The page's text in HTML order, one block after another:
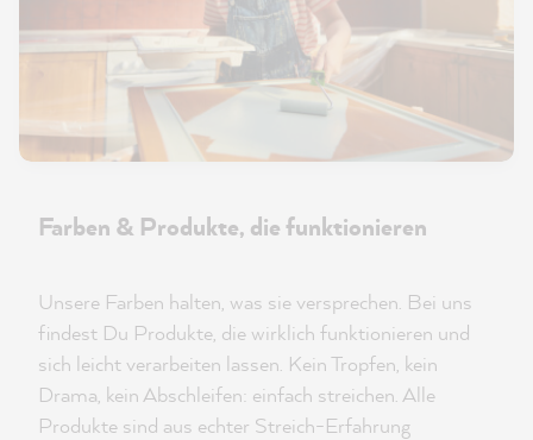
Farben & Produkte, die funktionieren
Unsere Farben halten, was sie versprechen. Bei uns
findest Du Produkte, die wirklich funktionieren und
sich leicht verarbeiten lassen. Kein Tropfen, kein
Drama, kein Abschleifen: einfach streichen. Alle
Produkte sind aus echter Streich-Erfahrung